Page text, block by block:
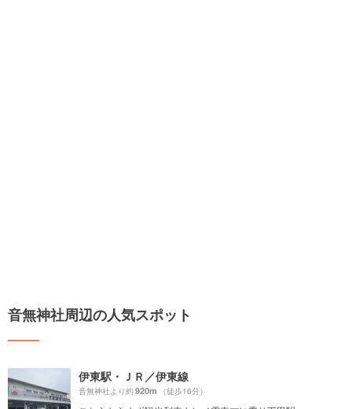
音無神社周辺の人気スポット
伊東駅・ＪＲ／伊東線
音無神社より約920m （徒歩16分）